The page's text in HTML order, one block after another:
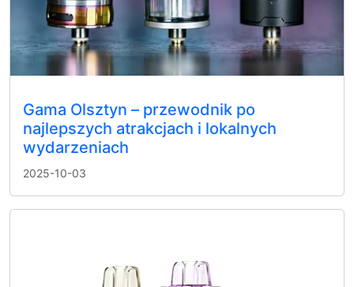
Gama Olsztyn – przewodnik po
najlepszych atrakcjach i lokalnych
wydarzeniach
2025-10-03